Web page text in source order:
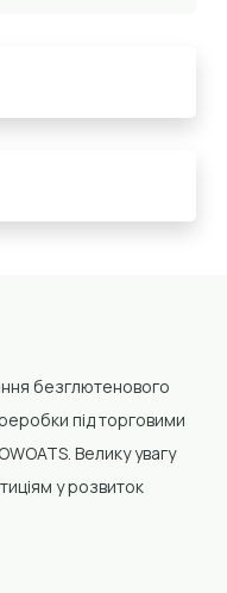
безглютенового
під торговими
Велику увагу
у розвиток